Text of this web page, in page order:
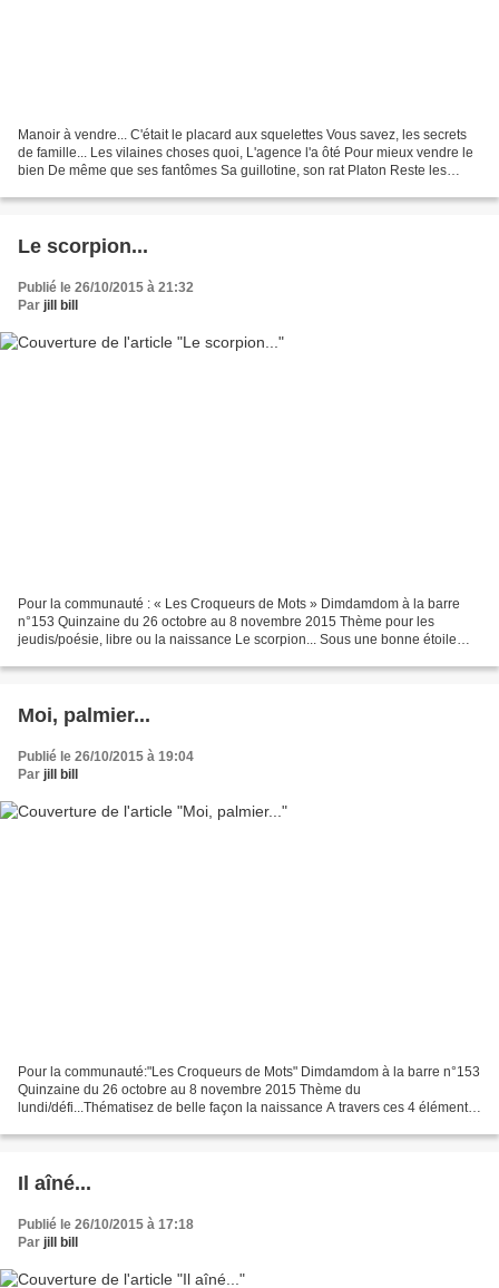
Manoir à vendre... C'était le placard aux squelettes Vous savez, les secrets
de famille... Les vilaines choses quoi, L'agence l'a ôté Pour mieux vendre le
bien De même que ses fantômes Sa guillotine, son rat Platon Reste les
Le scorpion...
Publié le 26/10/2015 à 21:32
Par jill bill
Pour la communauté : « Les Croqueurs de Mots » Dimdamdom à la barre
n°153 Quinzaine du 26 octobre au 8 novembre 2015 Thème pour les
jeudis/poésie, libre ou la naissance Le scorpion... Sous une bonne étoile
Moi, palmier...
Publié le 26/10/2015 à 19:04
Par jill bill
Pour la communauté:"Les Croqueurs de Mots" Dimdamdom à la barre n°153
Quinzaine du 26 octobre au 8 novembre 2015 Thème du
lundi/défi...Thématisez de belle façon la naissance A travers ces 4 éléments,
Il aîné...
Publié le 26/10/2015 à 17:18
Par jill bill